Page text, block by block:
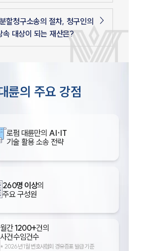
할청구소송의 절차, 청구인의
속 대상이 되는 재산은?
륜의 주요 강점
로펌 대륜만의 AI·IT
기술 활용 소송 전략
260명 이상의
주요 구성원
월간1200+건의
사건수임건수
* 2026년 1월 변호사협회 경유증표 발급 기준